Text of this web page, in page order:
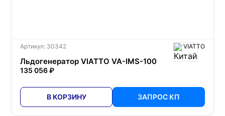
Артикул: 30342 VIATTO
Льдогенератор VIATTO VA-IMS-100
135 056 ₽
В КОРЗИНУ ЗАПРОС КП